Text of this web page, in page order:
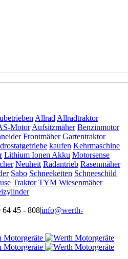
Allrad Allradtraktor
Motor Aufsitzmäher Benzinmotor
Frontmäher Gartentraktor
kaufen Kehrmaschine
Lithium Ionen Akku Motorsense
Neuheit Radantrieb Rasenmäher
Sabo Schneeketten Schneeschild
Traktor TYM Wiesenmäher
64 45 - 808|info@werth-